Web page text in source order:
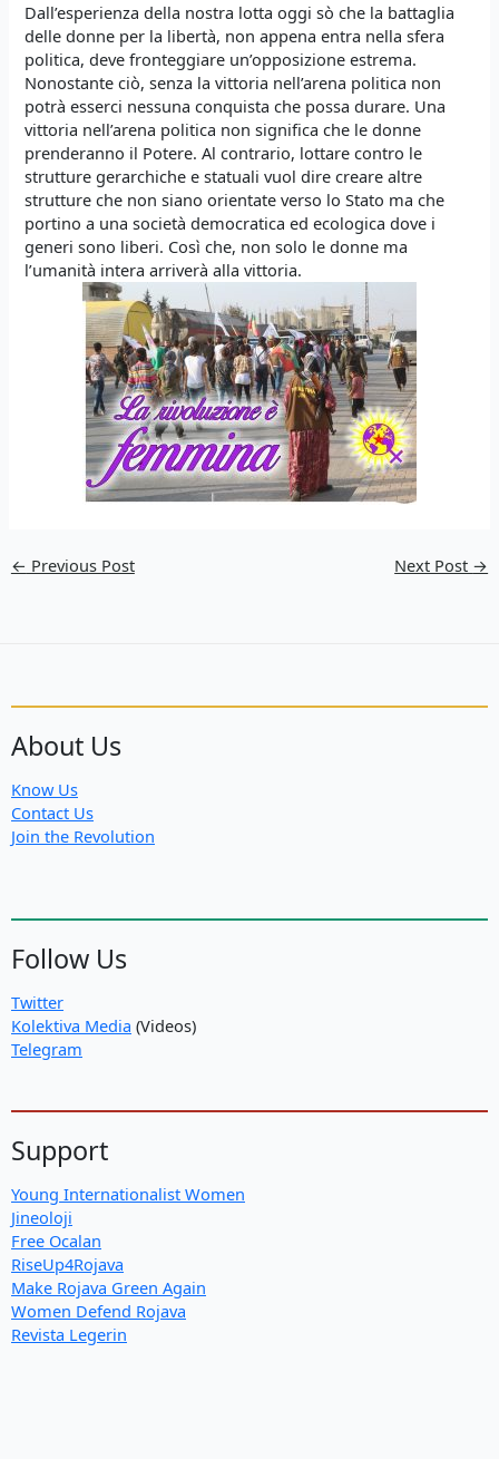
Dall’esperienza della nostra lotta oggi sò che la battaglia
delle donne per la libertà, non appena entra nella sfera
politica, deve fronteggiare un’opposizione estrema.
Nonostante ciò, senza la vittoria nell’arena politica non
potrà esserci nessuna conquista che possa durare. Una
vittoria nell’arena politica non significa che le donne
prenderanno il Potere. Al contrario, lottare contro le
strutture gerarchiche e statuali vuol dire creare altre
strutture che non siano orientate verso lo Stato ma che
portino a una società democratica ed ecologica dove i
generi sono liberi. Così che, non solo le donne ma
l’umanità intera arriverà alla vittoria.
← Previous Post Next Post →
About Us
Know Us
Contact Us
Join the Revolution
Follow Us
Twitter
Kolektiva Media (Videos)
Telegram
Support
Young Internationalist Women
Jineoloji
Free Ocalan
RiseUp4Rojava
Make Rojava Green Again
Women Defend Rojava
Revista Legerin